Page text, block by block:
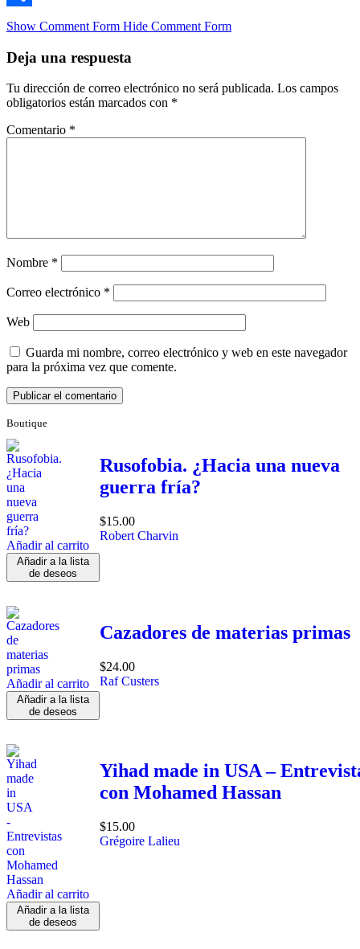
Compartir
Show Comment Form Hide Comment Form
Deja una respuesta
Tu dirección de correo electrónico no será publicada. Los campos
obligatorios están marcados con *
Comentario *
Nombre *
Correo electrónico *
Web
Guarda mi nombre, correo electrónico y web en este navegador
para la próxima vez que comente.
Boutique
Añadir al carrito
Añadir a la lista
de deseos
Rusofobia. ¿Hacia una nueva
guerra fría?
$15.00
Robert Charvin
Añadir al carrito
Añadir a la lista
de deseos
Cazadores de materias primas
$24.00
Raf Custers
Añadir al carrito
Añadir a la lista
de deseos
Yihad made in USA –
con Mohamed Hassan
$15.00
Grégoire Lalieu